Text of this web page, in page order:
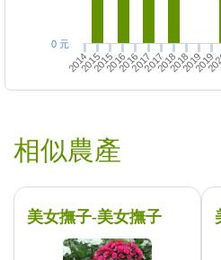
20142015201520162016201720172018201820192019
0 元
相似農產
美女撫子-美女撫子